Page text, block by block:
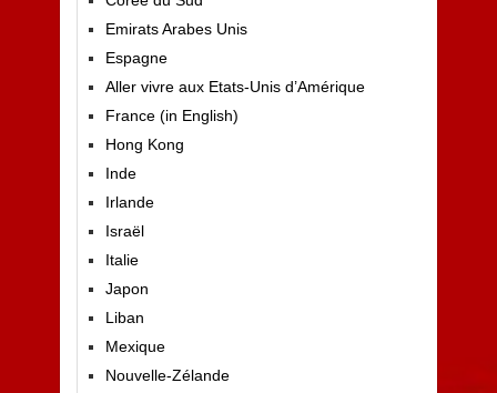
Emirats Arabes Unis
Espagne
Aller vivre aux Etats-Unis d’Amérique
France (in English)
Hong Kong
Inde
Irlande
Israël
Italie
Japon
Liban
Mexique
Nouvelle-Zélande